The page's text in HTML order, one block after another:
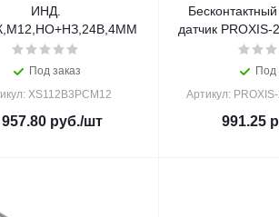
ИНД.
Под заказ
XS112B3PCM12
957.80руб./шт
датчик
Под
Артикул:
991.25